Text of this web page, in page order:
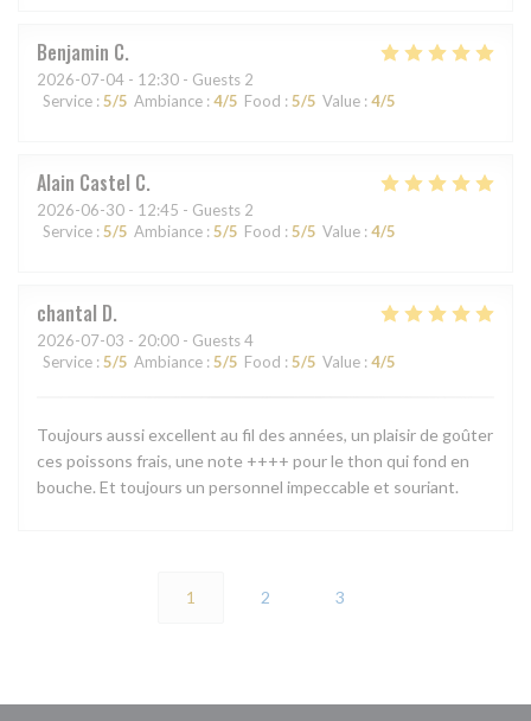
Benjamin C
2026-07-04 - 12:30 - Guests 2
Service : 5/5 Ambiance : 4/5 Food : 5/5 Value : 4/5
Alain Castel C
2026-06-30 - 12:45 - Guests 2
Service : 5/5 Ambiance : 5/5 Food : 5/5 Value : 4/5
chantal D
2026-07-03 - 20:00 - Guests 4
Service : 5/5 Ambiance : 5/5 Food : 5/5 Value : 4/5
Toujours aussi excellent au fil des années, un plaisir de goûter
ces poissons frais, une note ++++ pour le thon qui fond en
bouche. Et toujours un personnel impeccable et souriant.
1 2 3